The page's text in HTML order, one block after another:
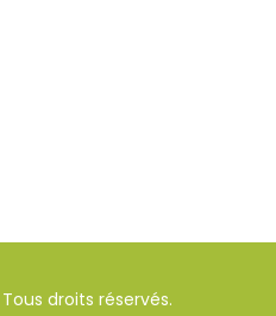
droits réservés.